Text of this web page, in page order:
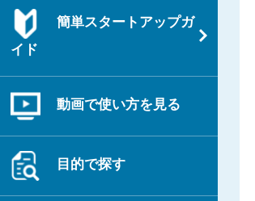
簡単スタートアップガ
イド
動画で使い方を見る
目的で探す